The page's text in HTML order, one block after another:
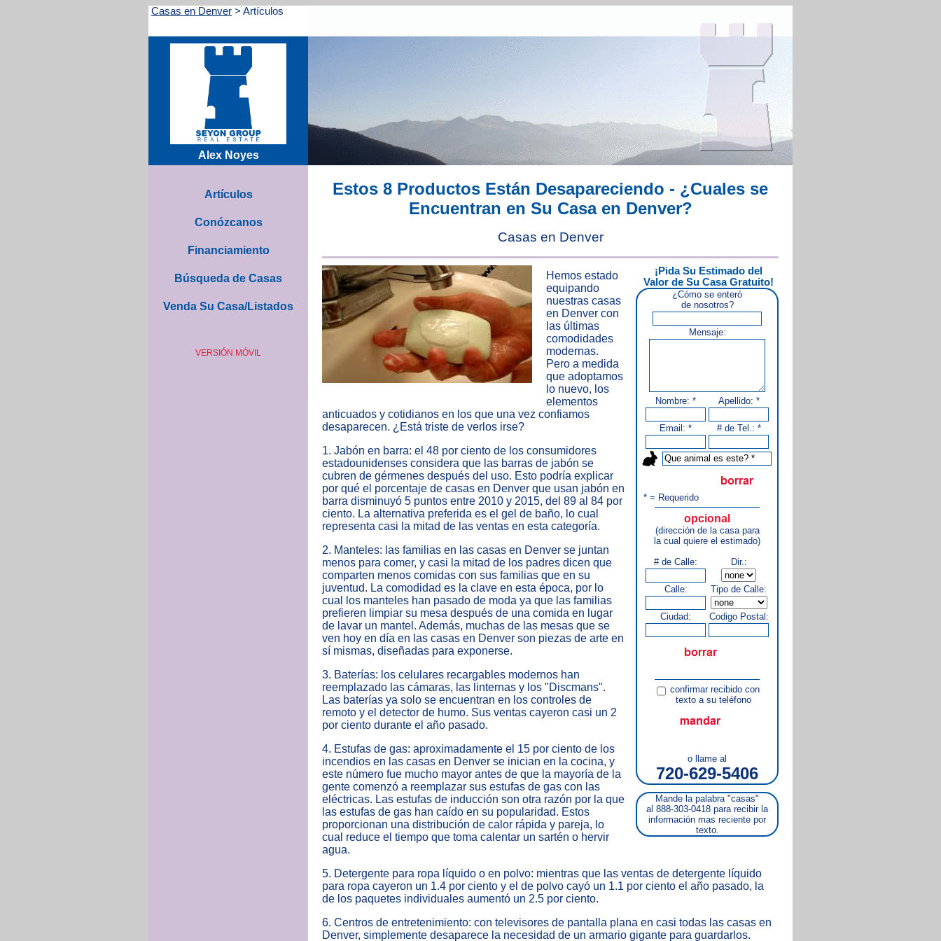
Casas en Denver > Artículos
Alex Noyes
Estos 8 Productos Están Desapareciendo - ¿Cuales se
Encuentran en Su Casa en Denver?
Casas en Denver
Artículos
Conózcanos
Financiamiento
Búsqueda de Casas
Venda Su Casa/Listados
VERSIÓN MÓVIL
¡Pida Su Estimado del
Valor de Su Casa Gratuito!
¿Cómo se enteró
de nosotros?
Mensaje:
Nombre: * Apellido: *
Email: * # de Tel.: *
* = Requerido
opcional
(dirección de la casa para
la cual quiere el estimado)
# de Calle:
Dir.:
Calle: Tipo de Calle:
Ciudad: Codigo Postal:
confirmar recibido con
texto a su teléfono
o llame al
720-629-5406
Mande la palabra "casas"
al 888-303-0418 para recibir la
información mas reciente por
texto.
Hemos estado
equipando
nuestras casas
en Denver con
las últimas
comodidades
modernas.
Pero a medida
que adoptamos
lo nuevo, los
elementos
anticuados y cotidianos en los que una vez confiamos
desaparecen. ¿Está triste de verlos irse?
1. Jabón en barra: el 48 por ciento de los consumidores
estadounidenses considera que las barras de jabón se
cubren de gérmenes después del uso. Esto podría explicar
por qué el porcentaje de casas en Denver que usan jabón en
barra disminuyó 5 puntos entre 2010 y 2015, del 89 al 84 por
ciento. La alternativa preferida es el gel de baño, lo cual
representa casi la mitad de las ventas en esta categoría.
2. Manteles: las familias en las casas en Denver se juntan
menos para comer, y casi la mitad de los padres dicen que
comparten menos comidas con sus familias que en su
juventud. La comodidad es la clave en esta época, por lo
cual los manteles han pasado de moda ya que las familias
prefieren limpiar su mesa después de una comida en lugar
de lavar un mantel. Además, muchas de las mesas que se
ven hoy en día en las casas en Denver son piezas de arte en
sí mismas, diseñadas para exponerse.
3. Baterías: los celulares recargables modernos han
reemplazado las cámaras, las linternas y los "Discmans".
Las baterías ya solo se encuentran en los controles de
remoto y el detector de humo. Sus ventas cayeron casi un 2
por ciento durante el año pasado.
4. Estufas de gas: aproximadamente el 15 por ciento de los
incendios en las casas en Denver se inician en la cocina, y
este número fue mucho mayor antes de que la mayoría de la
gente comenzó a reemplazar sus estufas de gas con las
eléctricas. Las estufas de inducción son otra razón por la que
las estufas de gas han caído en su popularidad. Estos
proporcionan una distribución de calor rápida y pareja, lo
cual reduce el tiempo que toma calentar un sartén o hervir
agua.
5. Detergente para ropa líquido o en polvo: mientras que las ventas de detergente líquido
para ropa cayeron un 1.4 por ciento y el de polvo cayó un 1.1 por ciento el año pasado, la
de los paquetes individuales aumentó un 2.5 por ciento.
6. Centros de entretenimiento: con televisores de pantalla plana en casi todas las casas en
Denver, simplemente desaparece la necesidad de un armario gigante para guardarlos.